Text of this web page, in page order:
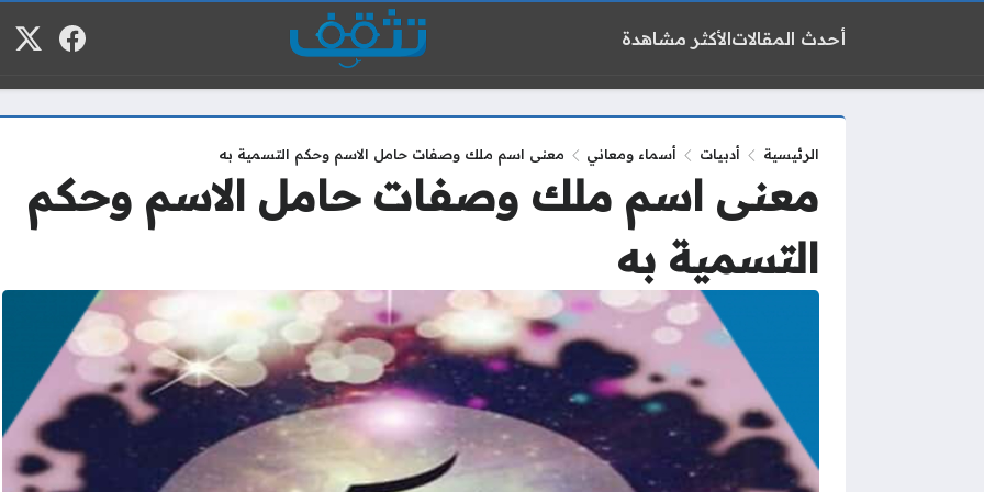
أحدث المقالاتالأكثر مشاهدة فيسبوك
الرئيسية أدبيات أسماء ومعاني معنى اسم ملك وصفات حامل الاسم وحكم التسمية به
معنى اسم ملك وصفات حامل الاسم وحكم
التسمية به